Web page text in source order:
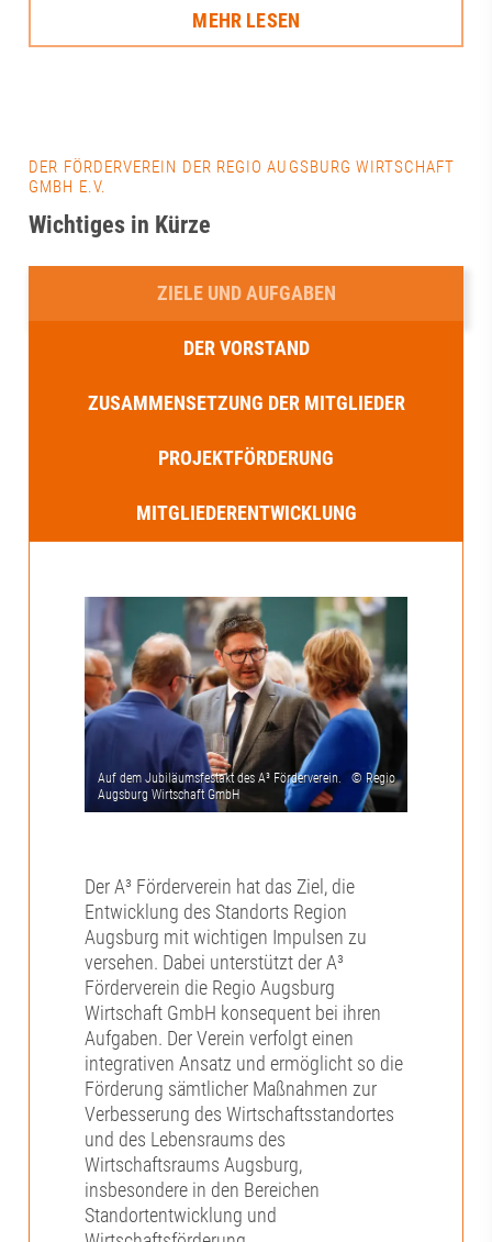
MEHR LESEN
DER FÖRDERVEREIN DER REGIO AUGSBURG WIRTSCHAFT
GMBH E.V.
Wichtiges in Kürze
ZIELE UND AUFGABEN
DER VORSTAND
ZUSAMMENSETZUNG DER MITGLIEDER
PROJEKTFÖRDERUNG
MITGLIEDERENTWICKLUNG
Der A³ Förderverein hat das Ziel, die
Entwicklung des Standorts Region
Augsburg mit wichtigen Impulsen zu
versehen. Dabei unterstützt der A³
Förderverein die Regio Augsburg
Wirtschaft GmbH konsequent bei ihren
Aufgaben. Der Verein verfolgt einen
integrativen Ansatz und ermöglicht so die
Förderung sämtlicher Maßnahmen zur
Verbesserung des Wirtschaftsstandortes
und des Lebensraums des
Wirtschaftsraums Augsburg,
insbesondere in den Bereichen
Standortentwicklung und